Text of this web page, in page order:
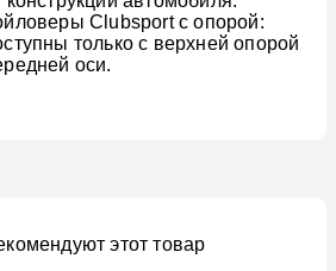
Clubsport с опорой:
только с верхней опорой
оси.
этот товар